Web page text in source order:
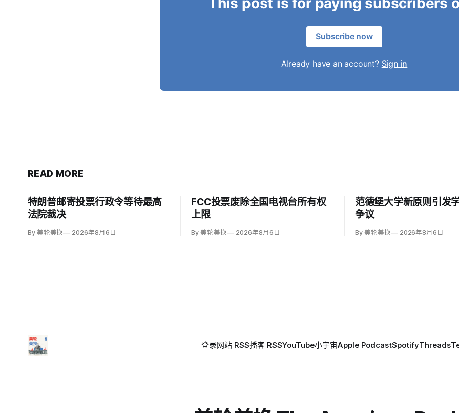
Subscribe now
Already have an account? Sign in
READ MORE
特朗普邮寄投票行政令等待最高
法院裁决
By 美轮美换 2026年8月6日
FCC投票废除全国电视台所有权
上限
By 美轮美换 2026年8月6日
范德堡大学新原则引发
争议
By 美轮美换 2026年8月6日
登录网站 RSS播客 RSSYouTube小宇宙Apple PodcastSpotifyThreads